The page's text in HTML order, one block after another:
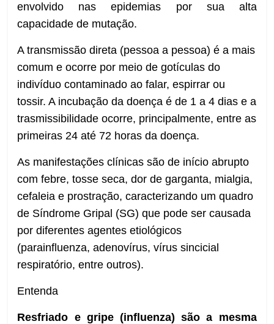
envolvido nas epidemias por sua alta
capacidade de mutação.
A transmissão direta (pessoa a pessoa) é a mais
comum e ocorre por meio de gotículas do
indivíduo contaminado ao falar, espirrar ou
tossir. A incubação da doença é de 1 a 4 dias e a
trasmissibilidade ocorre, principalmente, entre as
primeiras 24 até 72 horas da doença.
As manifestações clínicas são de início abrupto
com febre, tosse seca, dor de garganta, mialgia,
cefaleia e prostração, caracterizando um quadro
de Síndrome Gripal (SG) que pode ser causada
por diferentes agentes etiológicos
(parainfluenza, adenovírus, vírus sincicial
respiratório, entre outros).
Entenda
Resfriado e gripe (influenza) são a mesma